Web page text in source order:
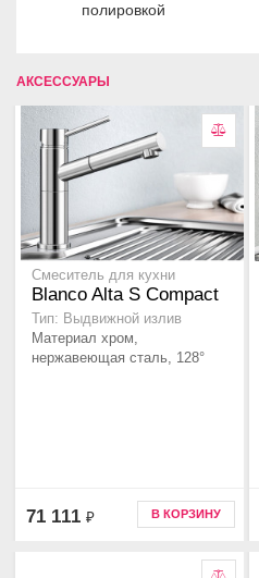
пoлиpoвкoй
АКСЕССУАРЫ
Смеситель для кухни
Blanco Alta S Compact
Тип: Выдвижной излив
Материал хром,
нержавеющая сталь, 128°
71 111 ₽ В КОРЗИНУ